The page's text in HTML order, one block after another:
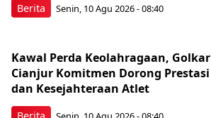
Berita Senin, 10 Agu 2026 - 08:40
Kawal Perda Keolahragaan, Golkar
Cianjur Komitmen Dorong Prestasi
dan Kesejahteraan Atlet